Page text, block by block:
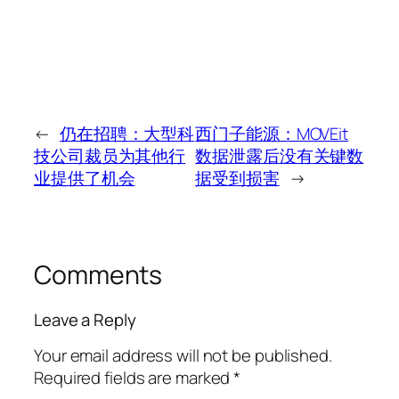
← 仍在招聘：大型科
技公司裁员为其他行
业提供了机会
西门子能源：MOVEit
数据泄露后没有关键数
据受到损害 →
Comments
Leave a Reply
Your email address will not be published.
Required fields are marked*